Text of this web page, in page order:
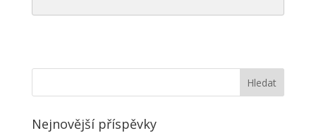
Nejnovější příspěvky